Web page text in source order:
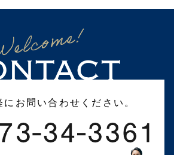
お問い合わせください。